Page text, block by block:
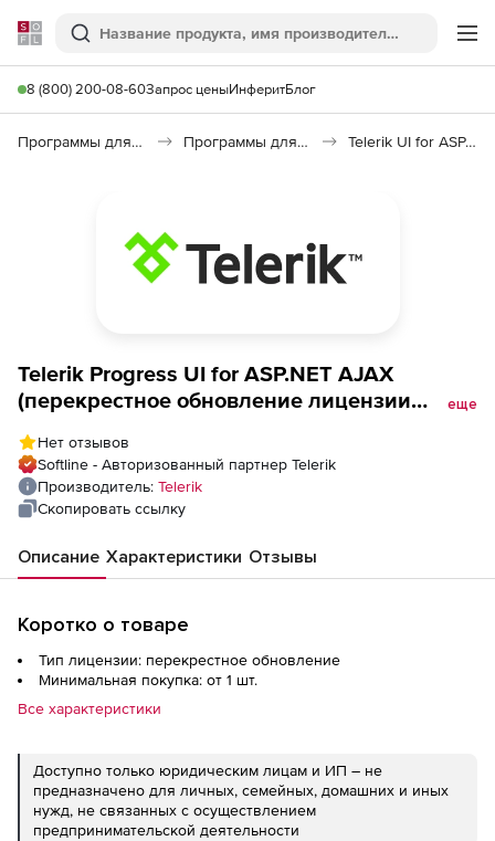
Softline
Поиск
8 (800) 200-08-60Запрос ценыИнферитБлог
Программы для программирования Программы для разработки ПО Telerik UI for ASP.NET AJAX
Telerik Progress UI for ASP.NET AJAX
(перекрестное обновление лицензии
Support to Progress DevCraft Complete +
PHP &amp; JSP Standard Upgrade
еще
Нет отзывов
Softline - Авторизованный партнер Telerik
Производитель: Telerik
Скопировать ссылку
Описание Характеристики Отзывы
Коротко о товаре
Тип лицензии: перекрестное обновление
Минимальная покупка: от 1 шт.
Все характеристики
Доступно только юридическим лицам и ИП – не
предназначено для личных, семейных, домашних и иных
нужд, не связанных с осуществлением
предпринимательской деятельности